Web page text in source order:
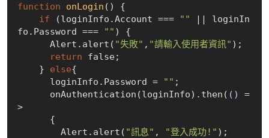
function
onLogin ( ) {
if (loginInfo.Account === "" || loginIn
fo.Password ===
"" ) {
      Alert.alert(
"失敗" , "請輸入使用者資訊" );
return
false;
    }
else{
      loginInfo.Password =
"" ;
      onAuthentication(loginInfo).then(
()
=
>
        Alert.alert(
"訊息" , "登入成功!" );